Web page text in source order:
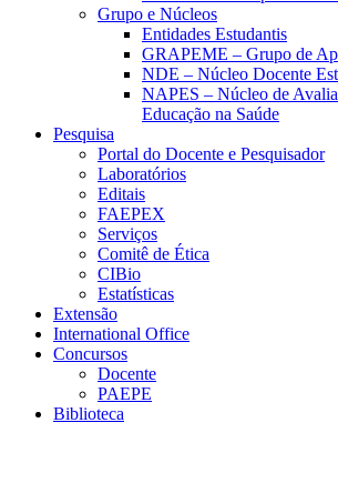
Grupo e Núcleos
Entidades Estudantis
GRAPEME – Grupo de
NDE – Núcleo Docente
NAPES – Núcleo de
Educação na Saúde
Pesquisa
Portal do Docente e Pesquisador
Laboratórios
Editais
FAEPEX
Serviços
Comitê de Ética
CIBio
Estatísticas
Extensão
International Office
Concursos
Docente
PAEPE
Biblioteca